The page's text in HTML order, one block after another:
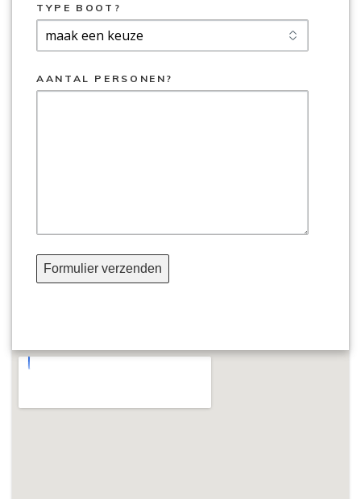
TYPE BOOT?
AANTAL PERSONEN?
Formulier verzenden